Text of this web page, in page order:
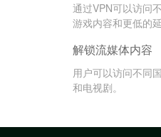
通过VPN可以访问
游戏内容和更低的延
解锁流媒体内容
用户可以访问不同
和电视剧。